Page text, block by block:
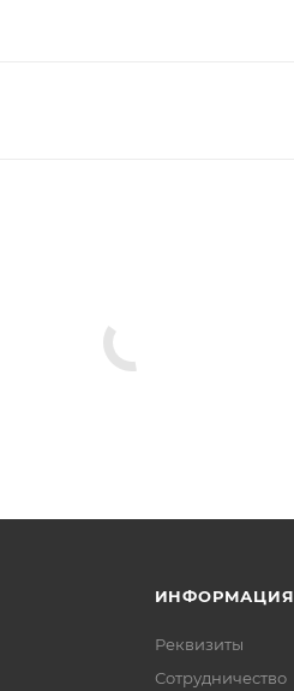
ИНФОРМАЦИЯ
Реквизиты
Сотрудничество